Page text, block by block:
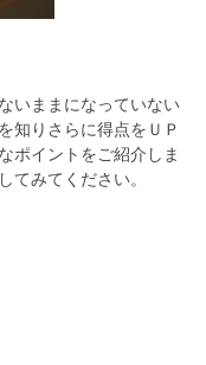
いままになっていない
知りさらに得点をＵＰ
ポイントをご紹介しま
てみてください。